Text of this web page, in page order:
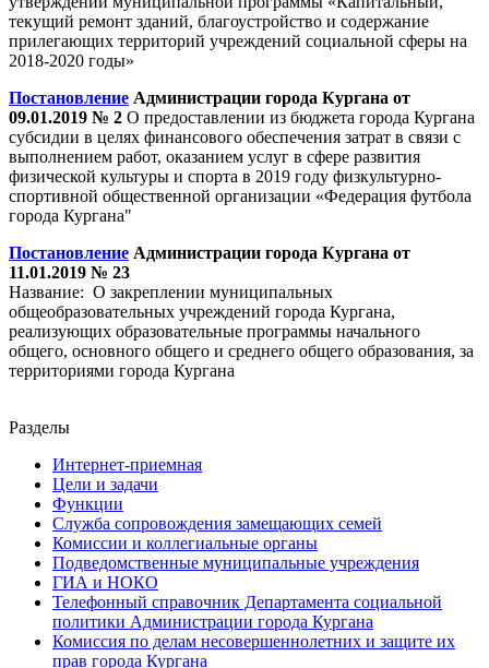
текущий ремонт зданий, благоустройство и содержание
прилегающих территорий учреждений социальной сферы на
2018-2020 годы»
Постановление Администрации города Кургана от
09.01.2019 № 2 О предоставлении из бюджета города Кургана
субсидии в целях финансового обеспечения затрат в связи с
выполнением работ, оказанием услуг в сфере развития
физической культуры и спорта в 2019 году физкультурно-
спортивной общественной организации «Федерация футбола
города Кургана"
Постановление Администрации города Кургана от
11.01.2019 № 23
Название: О закреплении муниципальных
общеобразовательных учреждений города Кургана,
реализующих образовательные программы начального
общего, основного общего и среднего общего образования, за
территориями города Кургана
Разделы
Интернет-приемная
Цели и задачи
Функции
Служба сопровождения замещающих семей
Комиссии и коллегиальные органы
Подведомственные муниципальные учреждения
ГИА и НОКО
Телефонный справочник Департамента социальной
политики Администрации города Кургана
Комиссия по делам несовершеннолетних и защите их
прав города Кургана